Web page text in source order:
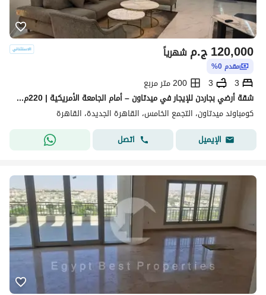
ج.م120,000 شهرياً
مقدم 0%
3
3
200 متر مربع
شقة أرضي بجاردن للإيجار في ميدتاون – أمام الجامعة الأمريكية | 220م + جاردن 100م
كومباوند ميدتاون، التجمع الخامس، القاهرة الجديدة، القاهرة
الإيميل
اتصل